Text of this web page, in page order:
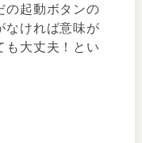
の起動ボタンの
なければ意味が
も大丈夫！とい